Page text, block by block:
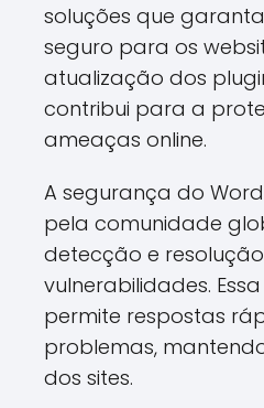
soluções que
seguro para os
atualização dos
contribui para a
ameaças online.
A segurança do
pela comunidade
detecção e
vulnerabilidades.
permite respostas
problemas,
dos sites.